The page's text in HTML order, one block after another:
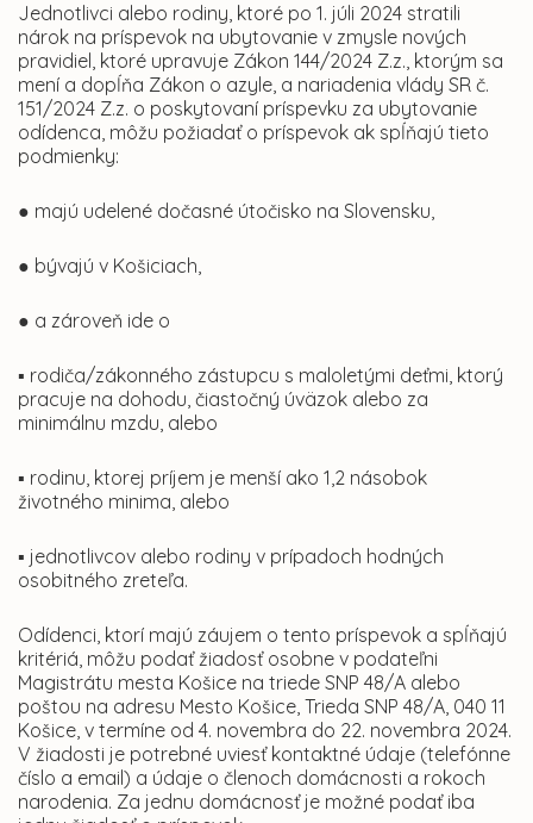
Jednotlivci alebo rodiny, ktoré po 1. júli 2024 stratili
nárok na príspevok na ubytovanie v zmysle nových
pravidiel, ktoré upravuje Zákon 144/2024 Z.z., ktorým sa
mení a dopĺňa Zákon o azyle, a nariadenia vlády SR č.
151/2024 Z.z. o poskytovaní príspevku za ubytovanie
odídenca, môžu požiadať o príspevok ak spĺňajú tieto
podmienky:
● majú udelené dočasné útočisko na Slovensku,
● bývajú v Košiciach,
● a zároveň ide o
▪ rodiča/zákonného zástupcu s maloletými deťmi, ktorý
pracuje na dohodu, čiastočný úväzok alebo za
minimálnu mzdu, alebo
▪ rodinu, ktorej príjem je menší ako 1,2 násobok
životného minima, alebo
▪ jednotlivcov alebo rodiny v prípadoch hodných
osobitného zreteľa.
Odídenci, ktorí majú záujem o tento príspevok a spĺňajú
kritériá, môžu podať žiadosť osobne v podateľni
Magistrátu mesta Košice na triede SNP 48/A alebo
poštou na adresu Mesto Košice, Trieda SNP 48/A, 040 11
Košice, v termíne od 4. novembra do 22. novembra 2024.
V žiadosti je potrebné uviesť kontaktné údaje (telefónne
číslo a email) a údaje o členoch domácnosti a rokoch
narodenia. Za jednu domácnosť je možné podať iba